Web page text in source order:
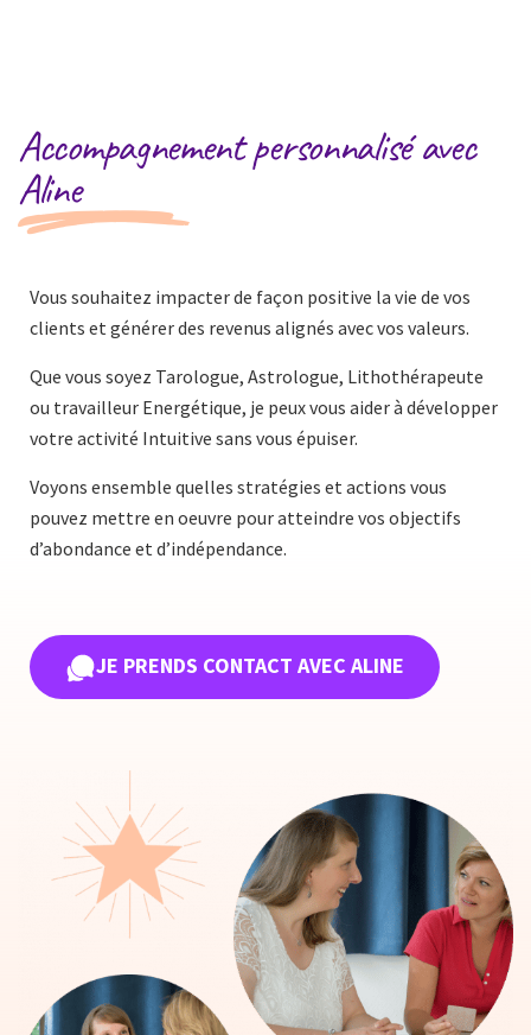
Accompagnement personnalisé avec
Aline
Vous souhaitez impacter de façon positive la vie de vos
clients et générer des revenus alignés avec vos valeurs.
Que vous soyez Tarologue, Astrologue, Lithothérapeute
ou travailleur Energétique, je peux vous aider à développer
votre activité Intuitive sans vous épuiser.
Voyons ensemble quelles stratégies et actions vous
pouvez mettre en oeuvre pour atteindre vos objectifs
d’abondance et d’indépendance.
JE PRENDS CONTACT AVEC ALINE